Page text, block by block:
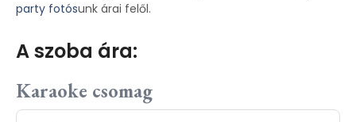
party fotósunk árai felől.
A szoba ára:
Karaoke csomag